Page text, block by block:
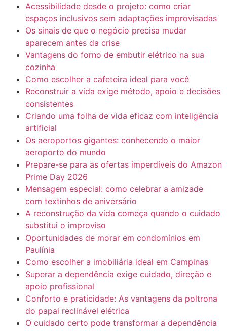
Acessibilidade desde o projeto: como criar
espaços inclusivos sem adaptações improvisadas
Os sinais de que o negócio precisa mudar
aparecem antes da crise
Vantagens do forno de embutir elétrico na sua
cozinha
Como escolher a cafeteira ideal para você
Reconstruir a vida exige método, apoio e decisões
consistentes
Criando uma folha de vida eficaz com inteligência
artificial
Os aeroportos gigantes: conhecendo o maior
aeroporto do mundo
Prepare-se para as ofertas imperdíveis do Amazon
Prime Day 2026
Mensagem especial: como celebrar a amizade
com textinhos de aniversário
A reconstrução da vida começa quando o cuidado
substitui o improviso
Oportunidades de morar em condomínios em
Paulínia
Como escolher a imobiliária ideal em Campinas
Superar a dependência exige cuidado, direção e
apoio profissional
Conforto e praticidade: As vantagens da poltrona
do papai reclinável elétrica
O cuidado certo pode transformar a dependência